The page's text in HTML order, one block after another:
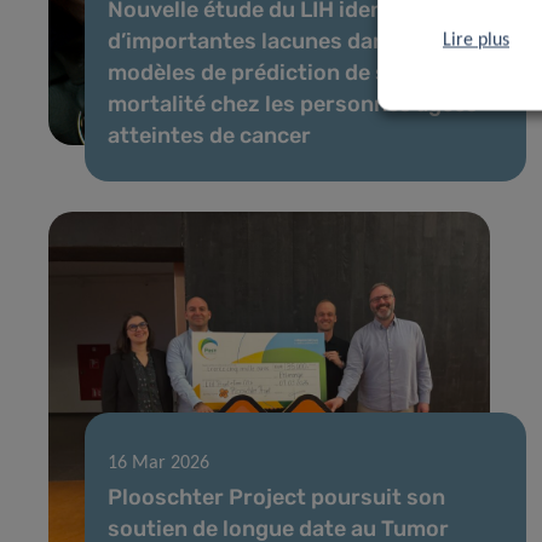
Nouvelle étude du LIH identifie
d’importantes lacunes dans les
modèles de prédiction de survie et de
mortalité chez les personnes âgées
atteintes de cancer
16 Mar 2026
Plooschter Project poursuit son
soutien de longue date au Tumor
Lire plus